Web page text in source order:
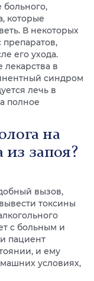
больного,
которые
В некоторых
препаратов,
его ухода.
лекарства в
синдром
лечь в
полное
на
из запоя?
вызов,
токсины
с больным и
пациент
и ему
условиях,